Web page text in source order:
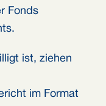
Fonds
ist, ziehen
im Format